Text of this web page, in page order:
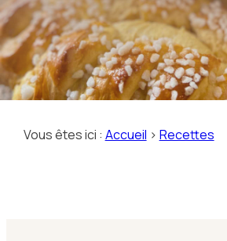
Vous êtes ici : Accueil > Recettes